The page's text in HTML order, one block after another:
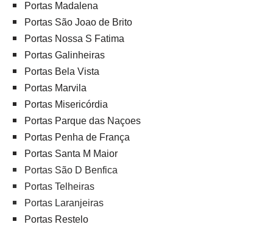
Portas Madalena
Portas São Joao de Brito
Portas Nossa S Fatima
Portas Galinheiras
Portas Bela Vista
Portas Marvila
Portas Misericórdia
Portas Parque das Naçoes
Portas Penha de França
Portas Santa M Maior
Portas São D Benfica
Portas Telheiras
Portas Laranjeiras
Portas Restelo